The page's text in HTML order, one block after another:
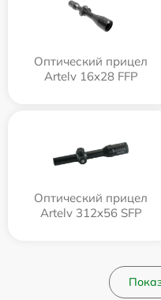
Оптический прицел
Artelv 16x28 FFP
Оптический прицел
Artelv 312x56 SFP